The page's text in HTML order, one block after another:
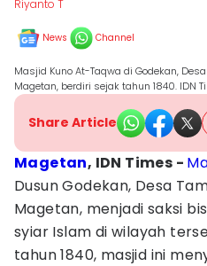
Riyanto T
News Channel
Masjid Kuno At-Taqwa di Godekan,
Magetan, berdiri sejak tahun 1840. IDN
Share Article
Magetan, IDN Times -
Dusun Godekan, Desa
Magetan, menjadi saksi
syiar Islam di wilayah
tahun 1840, masjid ini